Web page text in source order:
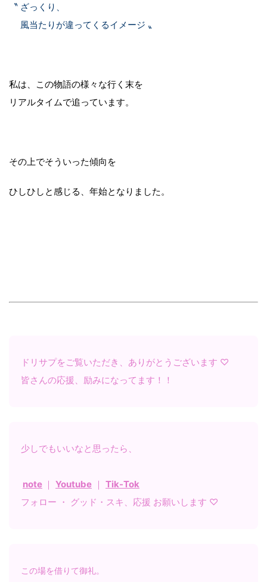
〝 ざっくり、
風当たりが違ってくるイメージ 〟
私は、この物語の様々な行く末を
リアルタイムで追っています。
その上でそういった傾向を
ひしひしと感じる、年始となりました。
ドリサプをご覧いただき、ありがとうございます ♡
皆さんの応援、励みになってます！！
少しでもいいなと思ったら、
note ｜ Youtube ｜ Tik-Tok
フォロー ・ グッド・スキ、応援 お願いします ♡
この場を借りて御礼。